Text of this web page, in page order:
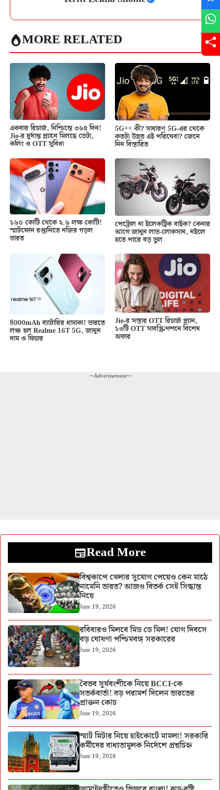
MORE RELATED
একবার রিচার্জ, নিশ্চিন্তে ৩৬৫ দিন!
Jio-র দুর্দান্ত প্ল্যানে মিলছে ডেটা,
কলিং ও OTT সুবিধা
5G++ কী? সাধারণ 5G-এর থেকে
কতটা উন্নত এই পরিষেবা? জেনে
নিন বিস্তারিত
১৬০ কোটি থেকে ২.৬ লক্ষ কোটি!
স্মার্টফোন রপ্তানিতে নজির গড়ল
ভারত
পেট্রোল না ইলেকট্রিক বাইক? কেনার
আগে জানুন লাভ-লোকসান, নইলে
হতে পারে বড় ভুল
8000mAh ব্যাটারির ধামাকা! ভারতে
লঞ্চ হল Realme 16T 5G, জানুন
দাম ও ফিচার
Jio-র সস্তার OTT রিচার্জ প্ল্যান,
১৩টি OTT সাবস্ক্রিপশনে বিশেষ
অফার
---Advertisement---
Read More
বিশ্বকাপে খেলার সুযোগ পেয়েও কেন মাঠে
নামেনি ভারত? আজও বিতর্ক সেই সিদ্ধান্ত
নিয়ে
June 19, 2026
রবিবারও মিলবে মিড ডে মিল! যোগ দিবসে
বড় ঘোষণা পশ্চিমবঙ্গ সরকারের
June 19, 2026
বৈভব সূর্যবংশীকে নিয়ে BCCI-কে
সতর্কবার্তা! বড় পরামর্শ দিলেন ভারতের
প্রাক্তন কোচ
June 19, 2026
স্মার্ট মিটার নিয়ে হাইকোর্টে মামলা! সরকারি
কর্মীদের বাধ্যতামূলক নির্দেশে প্রশ্নচিহ্ন
June 19, 2026